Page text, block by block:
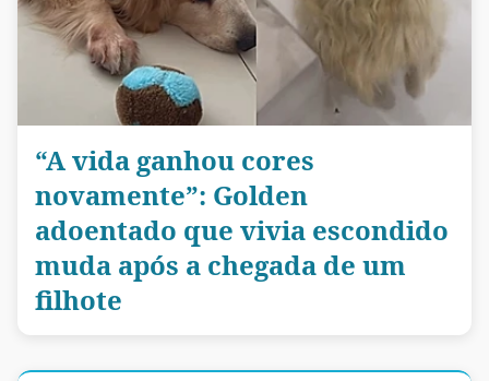
“A vida ganhou cores
novamente”: Golden
adoentado que vivia escondido
muda após a chegada de um
filhote